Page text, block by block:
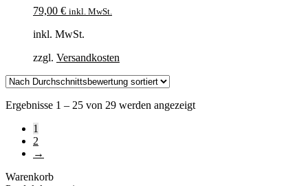
79,00 € inkl. MwSt.
inkl. MwSt.
zzgl. Versandkosten
Ergebnisse 1 – 25 von 29 werden angezeigtNach
1
2
→
Warenkorb